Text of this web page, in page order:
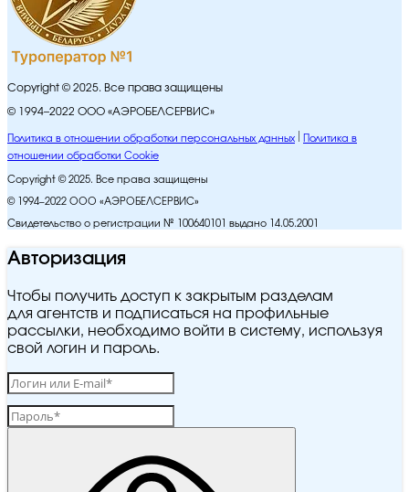
Copyright © 2025. Все права защищены
© 1994–2022 ООО «АЭРОБЕЛСЕРВИС»
Политика в отношении обработки персональных данных
Политика в
отношении обработки Cookie
Copyright © 2025. Все права защищены
© 1994–2022 ООО «АЭРОБЕЛСЕРВИС»
Свидетельство о регистрации № 100640101 выдано 14.05.2001
Авторизация
Чтобы получить доступ к закрытым разделам
для агентств и подписаться на профильные
рассылки, необходимо войти в систему, используя
свой логин и пароль.